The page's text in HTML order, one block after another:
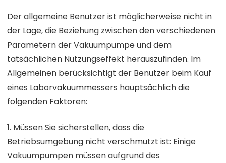
Der allgemeine Benutzer ist möglicherweise nicht in
der Lage, die Beziehung zwischen den verschiedenen
Parametern der Vakuumpumpe und dem
tatsächlichen Nutzungseffekt herauszufinden. Im
Allgemeinen berücksichtigt der Benutzer beim Kauf
eines Laborvakuummessers hauptsächlich die
folgenden Faktoren:
1. Müssen Sie sicherstellen, dass die
Betriebsumgebung nicht verschmutzt ist: Einige
Vakuumpumpen müssen aufgrund des